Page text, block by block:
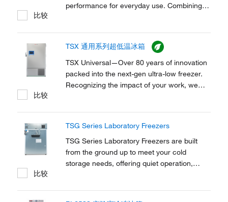
卫生部门关于疫苗储存和处理的法规与指南要
performance for everyday use. Combining
Core is designed to protect your critical
samples while supporting workflow
efficiency.
比较
TSX 通用系列超低温冰箱
TSX Universal—Over 80 years of innovation
packed into the next-gen ultra-low freezer.
Recognizing the impact of your work, we
user-centric design.
比较
TSG Series Laboratory Freezers
TSG Series Laboratory Freezers are built
from the ground up to meet your cold
storage needs, offering quiet operation,
比较